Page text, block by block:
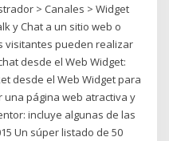
> Canales > Widget
y Chat a un sitio web o
visitantes pueden realizar
desde el Web Widget:
desde el Web Widget para
una página web atractiva y
incluye algunas de las
Un súper listado de 50